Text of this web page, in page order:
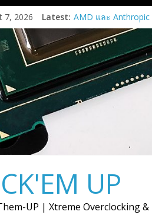
7, 2026 Latest: AMD และ
ร่วมมือเชิงกลยุทธ์เพื่
การ์ด AMD Instinct
สูงสุด 2 กิกะวัตต์
AMD เปิดตัวกราฟิกก
9050
เมื่อการ์ดจอไม่ได้มีหน้
ภาพ แต่ต้องขับเคลื่อ
แบบครบวงจรสำหรับ
Supermicro แต่งตั้ง
ตัวแทนจำหน่ายอย่าง
พลังประมวลผล AI ตั้
UP
UP | Xtreme Overclocking &